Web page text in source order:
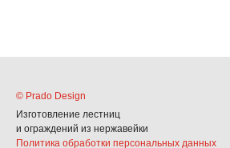
© Prado Design
Изготовление лестниц
и ограждений из нержавейки
Политика обработки персональных данных